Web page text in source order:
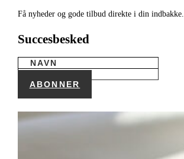
Få nyheder og gode tilbud direkte i din indbakke.
Succesbesked
ABONNER